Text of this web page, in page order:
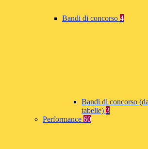
Bandi di concorso 4
Bandi di concorso
tabelle) 3
Performance 60